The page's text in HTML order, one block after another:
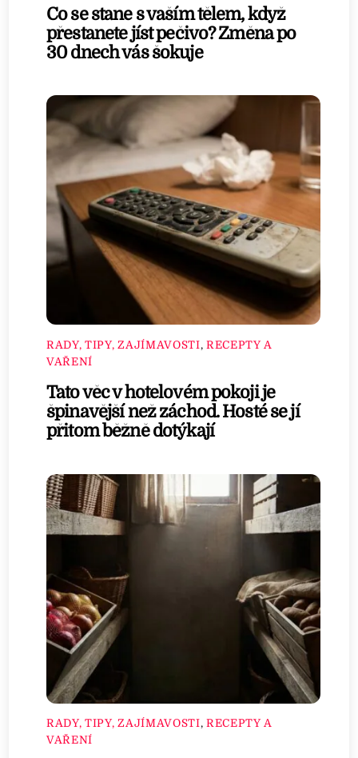
Co se stane s vaším tělem, když
přestanete jíst pečivo? Změna po
30 dnech vás šokuje
RADY, TIPY, ZAJÍMAVOSTI, RECEPTY A
VAŘENÍ
Tato věc v hotelovém pokoji je
špinavější než záchod. Hosté se jí
přitom běžně dotýkají
RADY, TIPY, ZAJÍMAVOSTI, RECEPTY A
VAŘENÍ